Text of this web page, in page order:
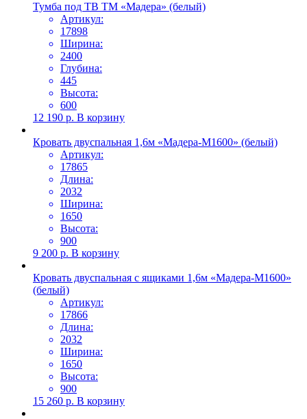
Тумба под ТВ ТМ «Мадера» (белый)
Артикул:
17898
Ширина:
2400
Глубина:
445
Высота:
600
12 190 р. В корзину
Кровать двуспальная 1,6м «Мадера-М1600» (белый)
Артикул:
17865
Длина:
2032
Ширина:
1650
Высота:
900
9 200 р. В корзину
Кровать двуспальная с ящиками 1,6м «Мадера-М1600»
(белый)
Артикул:
17866
Длина:
2032
Ширина:
1650
Высота:
900
15 260 р. В корзину